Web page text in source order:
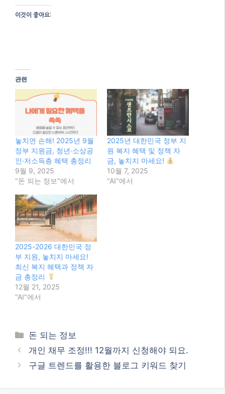
이것이 좋아요:
관련
놓치면 손해! 2025년 9월
정부 지원금, 청년·소상공
인·저소득층 혜택 총정리
9월 9, 2025
"돈 되는 정보"에서
2025년 대한민국 정부 지
원 복지 혜택 및 정책 자
금, 놓치지 마세요!
10월 7, 2025
"AI"에서
2025-2026 대한민국 정
부 지원, 놓치지 마세요!
최신 복지 혜택과 정책 자
금 총정리
12월 21, 2025
"AI"에서
Categories
돈 되는 정보
개인 채무 조정!!! 12월까지 신청해야 되요.
구글 트렌드를 활용한 블로그 키워드 찾기